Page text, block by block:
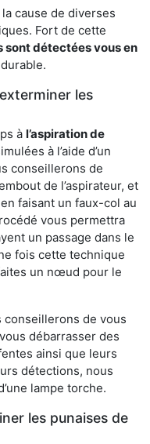
cause de diverses
Fort de cette
sont détectées vous en
les
à l’aspiration de
à l’aide d’un
conseillerons de
de l’aspirateur, et
faisant un faux-col au
vous permettra
un passage dans le
fois cette technique
un nœud pour le
conseillerons de vous
débarrasser des
ainsi que leurs
détections, nous
lampe torche.
les punaises de